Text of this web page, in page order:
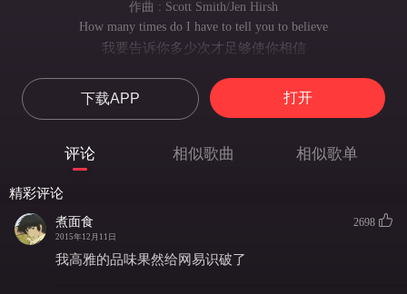
作曲 : Scott Smith/Jen Hirsh
How many times do I have to tell you to believe
我要告诉你多少次才足够使你相信
睁开眼你就看得到无尽可能
There's no need to be afraid
你不需要感到恐惧
你没有时间可浪费
Pick up yourself and make a move
下载APP 打开
评论 相似歌曲 相似歌单
精彩评论
煮面食
2015年12月11日
2698
我高雅的品味果然给网易识破了